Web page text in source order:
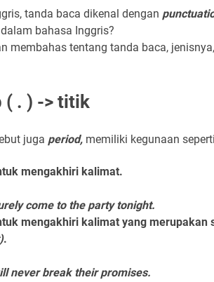
tanda baca dikenal dengan
bahasa Inggris?
membahas tentang tanda baca,
( . ) -> titik
juga period, memiliki kegunaan
mengakhiri kalimat.
come to the party tonight.
mengakhiri kalimat yang merupakan
.
never break their promises.